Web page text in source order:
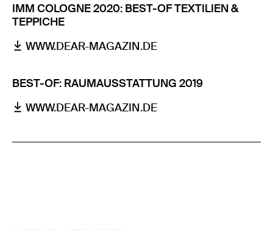
IMM COLOGNE 2020: BEST-OF TEXTILIEN &
TEPPICHE
WWW.DEAR-MAGAZIN.DE
BEST-OF: RAUMAUSSTATTUNG 2019
WWW.DEAR-MAGAZIN.DE